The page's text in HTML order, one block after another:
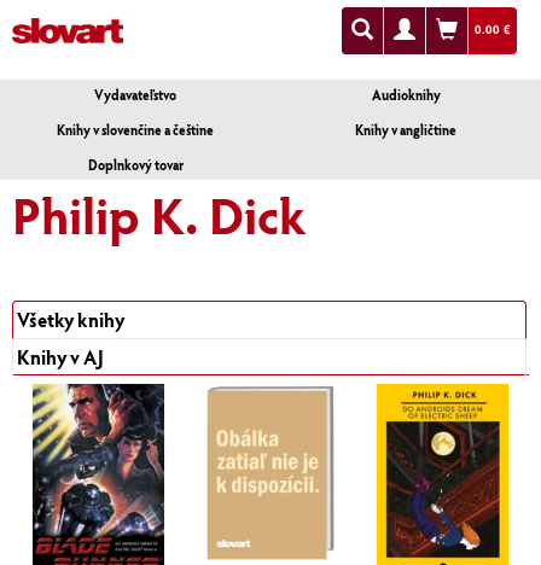
0.00 €
Vydavateľstvo
Audioknihy
Knihy v slovenčine a češtine
Knihy v angličtine
Doplnkový tovar
Philip K. Dick
Všetky knihy
Knihy v AJ